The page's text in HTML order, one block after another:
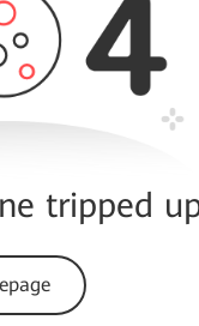
tripped